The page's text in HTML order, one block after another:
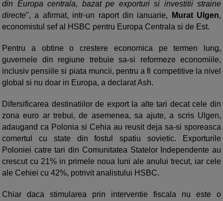
din Europa centrala, bazat pe exporturi si investitii straine
directe", a afirmat, intr-un raport din ianuarie, Murat Ulgen,
economistul sef al HSBC pentru Europa Centrala si de Est.
Pentru a obtine o crestere economica pe termen lung,
guvernele din regiune trebuie sa-si reformeze economiile,
inclusiv pensiile si piata muncii, pentru a fi competitive la nivel
global si nu doar in Europa, a declarat Ash.
Difersificarea destinatiilor de export la alte tari decat cele din
zona euro ar trebui, de asemenea, sa ajute, a scris Ulgen,
adaugand ca Polonia si Cehia au reusit deja sa-si sporeasca
comertul cu state din fostul spatiu sovietic. Exporturile
Poloniei catre tari din Comunitatea Statelor Independente au
crescut cu 21% in primele noua luni ale anului trecut, iar cele
ale Cehiei cu 42%, potrivit analistului HSBC.
Chiar daca stimularea prin interventie fiscala nu este o